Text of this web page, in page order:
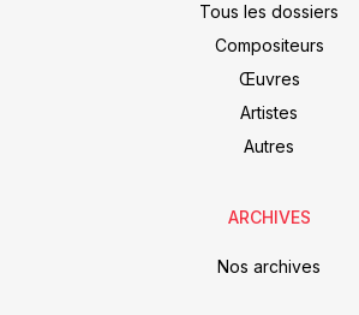
Tous les dossiers
Compositeurs
Œuvres
Artistes
Autres
ARCHIVES
Nos archives